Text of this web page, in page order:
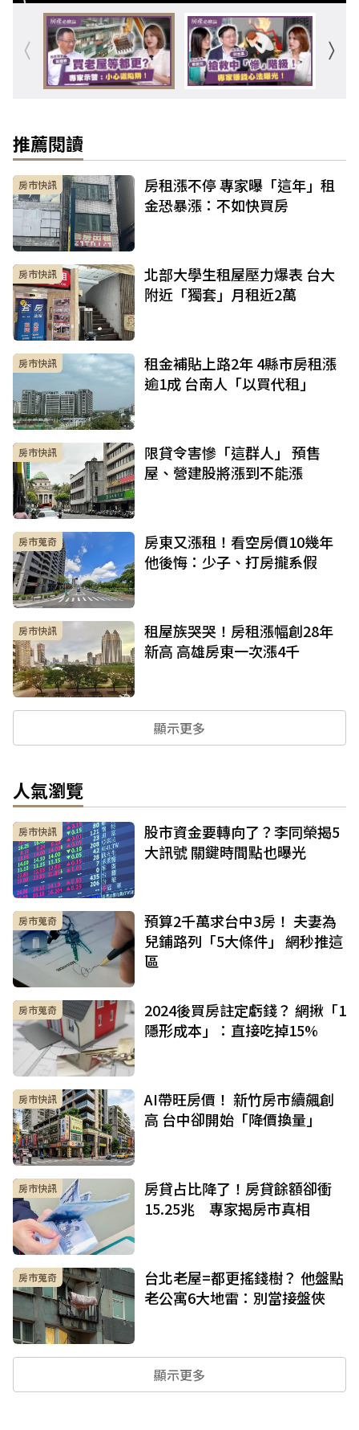
推薦閱讀
房市快訊
房租漲不停 專家曝「這年」租
金恐暴漲：不如快買房
房市快訊
北部大學生租屋壓力爆表 台大
附近「獨套」月租近2萬
房市快訊
租金補貼上路2年 4縣市房租漲
逾1成 台南人「以買代租」
房市快訊
限貸令害慘「這群人」 預售
屋、營建股將漲到不能漲
房市蒐奇
房東又漲租！看空房價10幾年
他後悔：少子、打房攏系假
房市快訊
租屋族哭哭！房租漲幅創28年
新高 高雄房東一次漲4千
顯示更多
人氣瀏覽
房市快訊
股市資金要轉向了？李同榮揭5
大訊號 關鍵時間點也曝光
房市蒐奇
預算2千萬求台中3房！ 夫妻為
兒鋪路列「5大條件」 網秒推這
區
房市蒐奇
2024後買房註定虧錢？ 網揪「1
隱形成本」：直接吃掉15%
房市快訊
AI帶旺房價！ 新竹房市續飆創
高 台中卻開始「降價換量」
房市快訊
房貸占比降了！房貸餘額卻衝
15.25兆 專家揭房市真相
房市蒐奇
台北老屋=都更搖錢樹？ 他盤點
老公寓6大地雷：別當接盤俠
顯示更多